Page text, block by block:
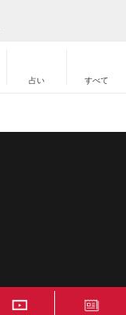
占い すべて